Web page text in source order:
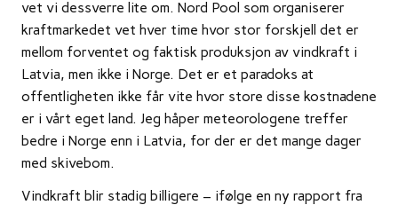
vet vi dessverre lite om. Nord Pool som organiserer
kraftmarkedet vet hver time hvor stor forskjell det er
mellom forventet og faktisk produksjon av vindkraft i
Latvia, men ikke i Norge. Det er et paradoks at
offentligheten ikke får vite hvor store disse kostnadene
er i vårt eget land. Jeg håper meteorologene treffer
bedre i Norge enn i Latvia, for der er det mange dager
med skivebom.
Vindkraft blir stadig billigere – ifølge en ny rapport fra